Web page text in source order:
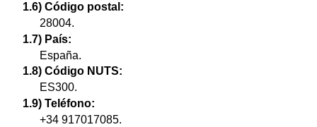
1.6) Código postal:
28004.
1.7) País:
España.
1.8) Código NUTS:
ES300.
1.9) Teléfono:
+34 917017085.